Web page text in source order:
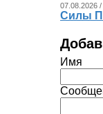
07.08.2026
Силы
Имя